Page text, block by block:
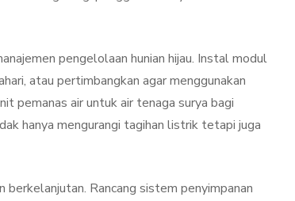
pengelolaan hunian hijau. Instal modul
atau pertimbangkan agar menggunakan
pemanas air untuk air tenaga surya bagi
hanya mengurangi tagihan listrik tetapi juga
berkelanjutan. Rancang sistem penyimpanan